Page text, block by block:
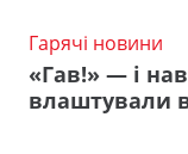
Гарячі новини
«Гав!» — і
влаштували